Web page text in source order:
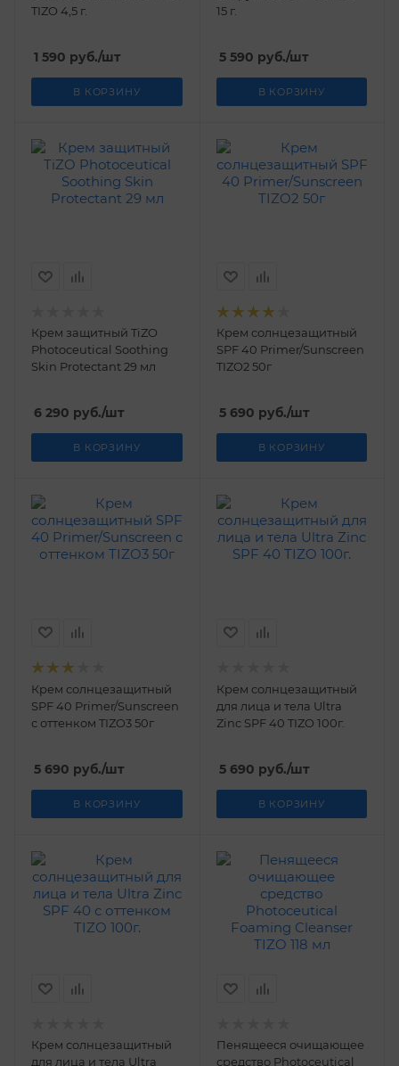
TIZO 4,5 г.
1 590 руб./шт
В КОРЗИНУ
15 г.
5 590 руб./шт
В КОРЗИНУ
Крем защитный TiZO
Photoceutiсal Soothing
Skin Protectant 29 мл
6 290 руб./шт
В КОРЗИНУ
Крем солнцезащитный
SPF 40 Primer/Sunscreen
TIZO2 50г
5 690 руб./шт
В КОРЗИНУ
Крем солнцезащитный
SPF 40 Primer/Sunscreen
с оттенком TIZO3 50г
5 690 руб./шт
В КОРЗИНУ
Крем солнцезащитный
для лица и тела Ultra
Zinc SPF 40 TIZO 100г.
5 690 руб./шт
В КОРЗИНУ
Крем солнцезащитный
для лица и тела Ultra
Пенящееся очищающее
средство Photoceutical